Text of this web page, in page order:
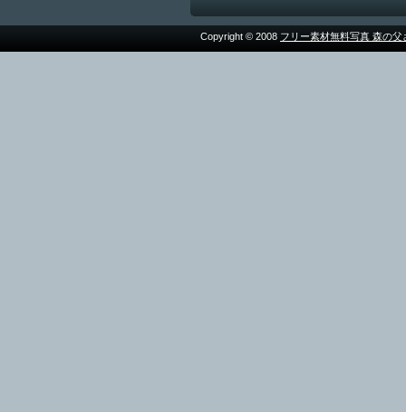
Copyright © 2008 フリー素材無料写真 森の父